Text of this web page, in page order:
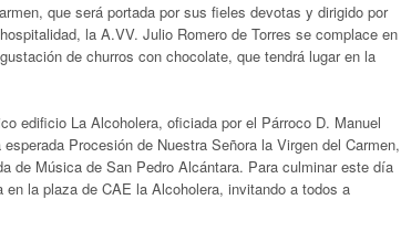
que será portada por sus fieles devotas y dirigido por
la A.VV. Julio Romero de Torres se complace en
de churros con chocolate, que tendrá lugar en la
edificio La Alcoholera, oficiada por el Párroco D. Manuel
Procesión de Nuestra Señora la Virgen del Carmen,
de Música de San Pedro Alcántara. Para culminar este día
la plaza de CAE la Alcoholera, invitando a todos a